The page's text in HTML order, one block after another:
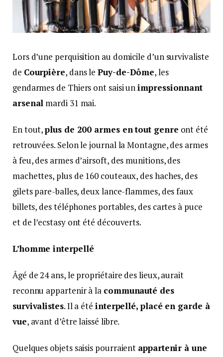
Lors d’une perquisition au domicile d’un survivaliste
de Courpière, dans lePuy-de-Dôme, les
gendarmes de Thiers ont saisi unimpressionnant
arsenal mardi 31 mai.
En tout,plus de 200 armes en tout genre ont été
retrouvées. Selon le journal la Montagne, des armes
à feu, des armes d’airsoft, des munitions, des
machettes, plus de 160 couteaux, des haches, des
gilets pare-balles, deux lance-flammes, des faux
billets, des téléphones portables, des cartes à puce
et de l’ecstasy ont été découverts.
L’homme interpellé
Âgé de 24 ans, le propriétaire des lieux, aurait
reconnu appartenir à la communauté des
survivalistes. Il a été interpellé, placé en garde à
vue, avant d’être laissé libre.
Quelques objets saisis pourraient appartenir à une